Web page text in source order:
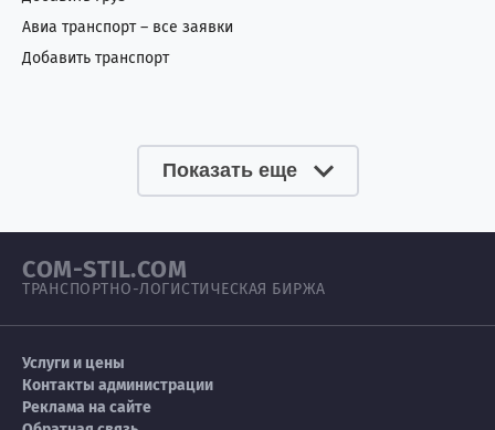
Авиа транспорт – все заявки
Добавить транспорт
Показать еще
COM-STIL.COM
ТРАНСПОРТНО-ЛОГИСТИЧЕСКАЯ БИРЖА
Услуги и цены
Контакты администрации
Реклама на сайте